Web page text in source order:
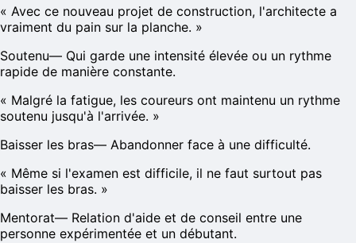
« Avec ce nouveau projet de construction, l'architecte a
vraiment du pain sur la planche. »
Soutenu— Qui garde une intensité élevée ou un rythme
rapide de manière constante.
« Malgré la fatigue, les coureurs ont maintenu un rythme
soutenu jusqu'à l'arrivée. »
Baisser les bras— Abandonner face à une difficulté.
« Même si l'examen est difficile, il ne faut surtout pas
baisser les bras. »
Mentorat— Relation d'aide et de conseil entre une
personne expérimentée et un débutant.